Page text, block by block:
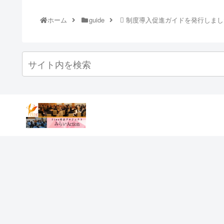
ホーム guide 制度導入促進ガイドを発行しま